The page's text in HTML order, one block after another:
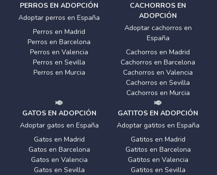
PERROS EN ADOPCIÓN
Adoptar perros en España
Perros en Madrid
Perros en Barcelona
Perros en Valencia
Perros en Sevilla
Perros en Murcia
CACHORROS EN
ADOPCIÓN
Adoptar cachorros en
España
Cachorros en Madrid
Cachorros en Barcelona
Cachorros en Valencia
Cachorros en Sevilla
Cachorros en Murcia
GATOS EN ADOPCIÓN
Adoptar gatos en España
Gatos en Madrid
Gatos en Barcelona
Gatos en Valencia
Gatos en Sevilla
GATITOS EN ADOPCIÓN
Adoptar gatitos en España
Gatitos en Madrid
Gatitos en Barcelona
Gatitos en Valencia
Gatitos en Sevilla